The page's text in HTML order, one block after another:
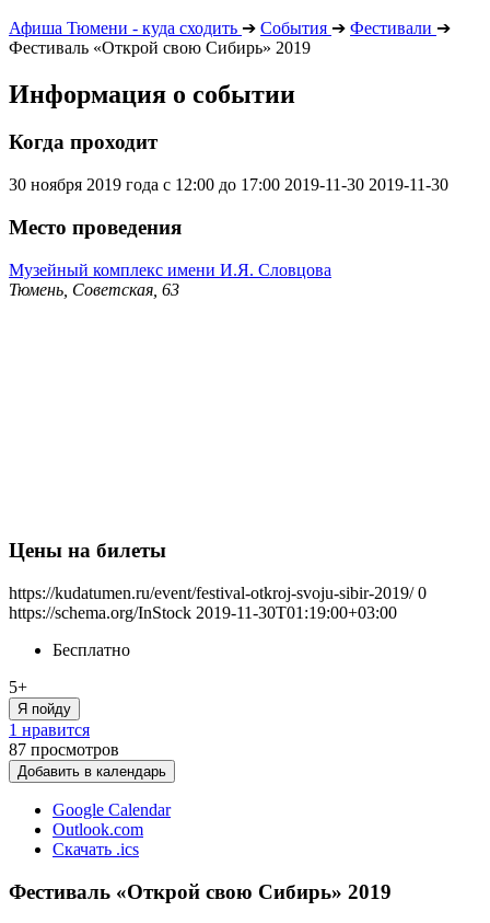
Афиша Тюмени - куда сходить ➔ События ➔ Фестивали ➔
Фестиваль «Открой свою Сибирь» 2019
Информация о событии
Когда проходит
30 ноября 2019 года с 12:00 до 17:00 2019-11-30 2019-11-30
Место проведения
Музейный комплекс имени И.Я. Словцова
Тюмень, Советская, 63
Цены на билеты
https://kudatumen.ru/event/festival-otkroj-svoju-sibir-2019/ 0
https://schema.org/InStock 2019-11-30T01:19:00+03:00
Бесплатно
5+
Я пойду
1 нравится
87 просмотров
Добавить в календарь
Google Calendar
Outlook.com
Скачать .ics
Фестиваль «Открой свою Сибирь» 2019